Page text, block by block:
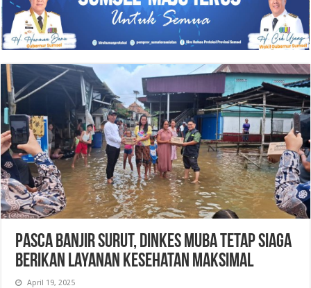
Pasca Banjir Surut, Dinkes Muba Tetap Siaga
Berikan Layanan Kesehatan Maksimal
April 19, 2025